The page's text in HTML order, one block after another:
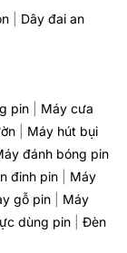
Dây đai an
pin
Máy cưa
Máy hút bụi
đánh bóng pin
đinh pin
Máy
gỗ pin
Máy
dùng pin
Đèn